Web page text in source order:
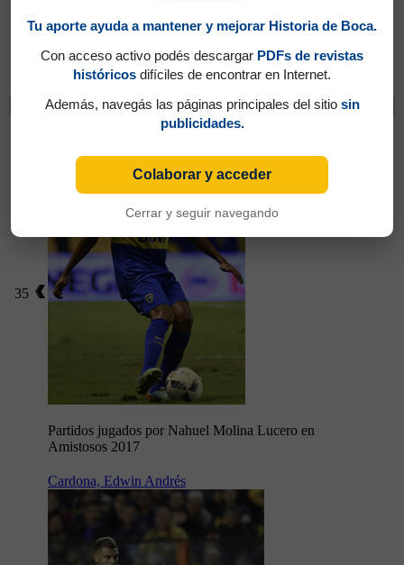
Partidos jugados por Oscar Benítez en Amistosos
2017
Cambios
35
Molina Lucero, Nahuel
Partidos jugados por Nahuel Molina Lucero en
Amistosos 2017
Cardona, Edwin Andrés
Tu aporte ayuda a mantener y mejorar Historia de Boca.
Con acceso activo podés descargar PDFs de revistas
históricos difíciles de encontrar en Internet.
Además, navegás las páginas principales del sitio sin
publicidades.
Colaborar y acceder
Cerrar y seguir navegando